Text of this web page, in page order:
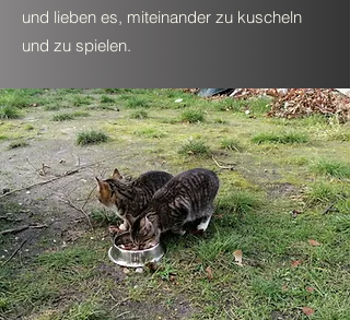
und lieben es, miteinander zu kuscheln
und zu spielen.